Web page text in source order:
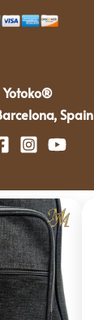
Yotoko®
Spain